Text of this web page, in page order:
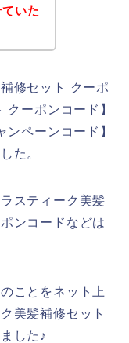
いた
修セット クーポ
ーポンコード】
ンペーンコード】
た。
スティーク美髪
ンコードなどは
ことをネット上
美髪補修セット
した♪